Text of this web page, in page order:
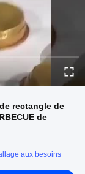
rectangle de
de
aux besoins